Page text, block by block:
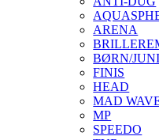
ARENA
BØRN/
FINIS
HEAD
MAD
MP
SPEEDO